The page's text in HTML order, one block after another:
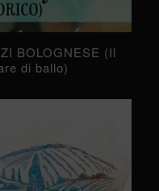
BOLOGNESE (Il
di ballo)